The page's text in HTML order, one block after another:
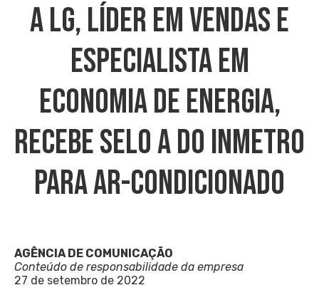
A LG, Líder Em Vendas E
Especialista Em
Economia De Energia,
Recebe Selo A Do Inmetro
Para Ar-Condicionado
AGÊNCIA DE COMUNICAÇÃO
Conteúdo de responsabilidade da empresa
27 de setembro de 2022